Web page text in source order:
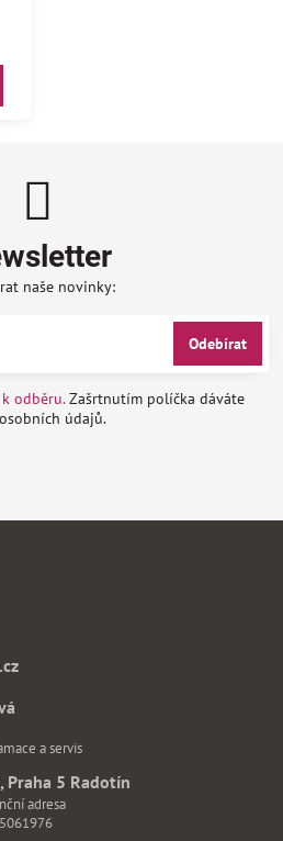
naše novinky:
Odebírat
k odběru.Zašrtnutím políčka dáváte
osobních údajů.
a servis
5 Radotín
adresa